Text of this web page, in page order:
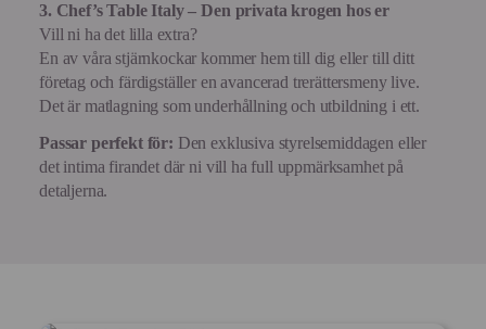
3. Chef’s Table Italy – Den privata krogen hos er
Vill ni ha det lilla extra?
En av våra stjärnkockar kommer hem till dig eller till ditt
företag och färdigställer en avancerad trerättersmeny live.
Det är matlagning som underhållning och utbildning i ett.
Passar perfekt för: Den exklusiva styrelsemiddagen eller
det intima firandet där ni vill ha full uppmärksamhet på
detaljerna.